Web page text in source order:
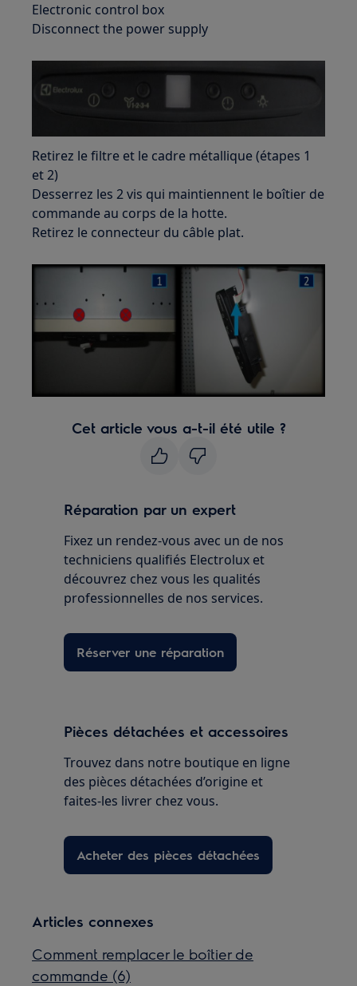
Electronic control box
Disconnect the power supply
Retirez le filtre et le cadre métallique (étapes 1
et 2)
Desserrez les 2 vis qui maintiennent le boîtier de
commande au corps de la hotte.
Retirez le connecteur du câble plat.
Cet article vous a-t-il été utile ?
Réparation par un expert
Fixez un rendez-vous avec un de nos
techniciens qualifiés Electrolux et
découvrez chez vous les qualités
professionnelles de nos services.
Réserver une réparation
Pièces détachées et accessoires
Trouvez dans notre boutique en ligne
des pièces détachées d’origine et
faites-les livrer chez vous.
Acheter des pièces détachées
Articles connexes
Comment remplacer le boîtier de
commande (6)